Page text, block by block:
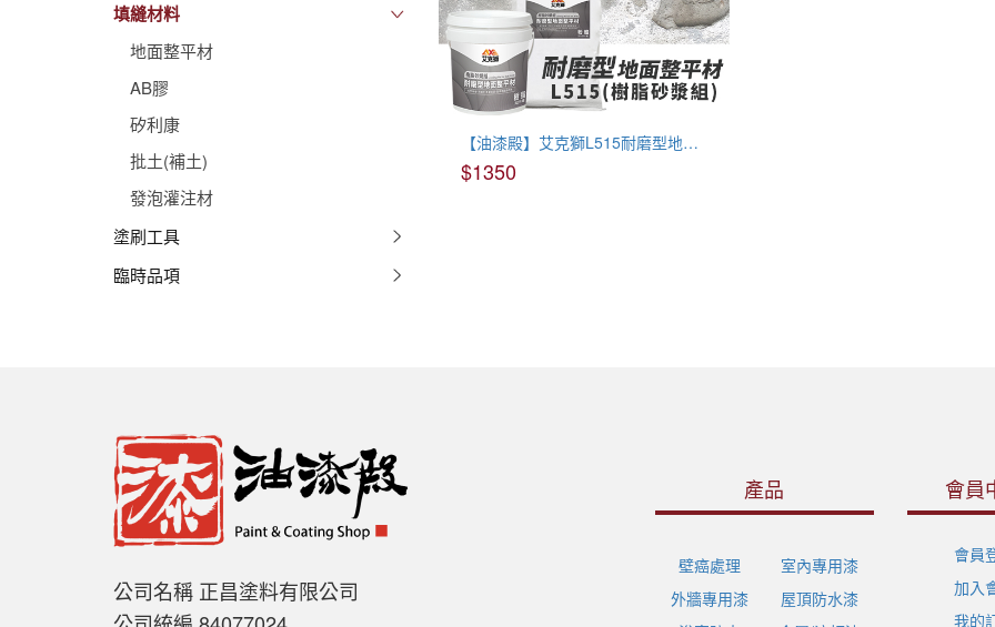
填縫材料
地面整平材
AB膠
矽利康
批土(補土)
發泡灌注材
塗刷工具
臨時品項
【油漆殿】艾克獅L515耐磨型地面整平材(樹脂砂漿組)
$1350
公司名稱 正昌塗料有限公司
產品
壁癌處理
室內專用漆
外牆專用漆
屋頂防水漆
會員
會員
加入
我的